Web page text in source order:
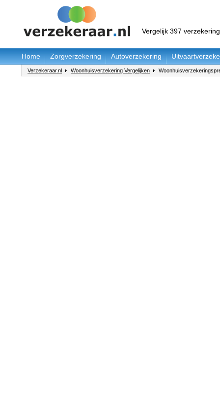
Vergelijk 397
Home Zorgverzekering Autoverzekering
Verzekeraar.nl Woonhuisverzekering Vergelijken